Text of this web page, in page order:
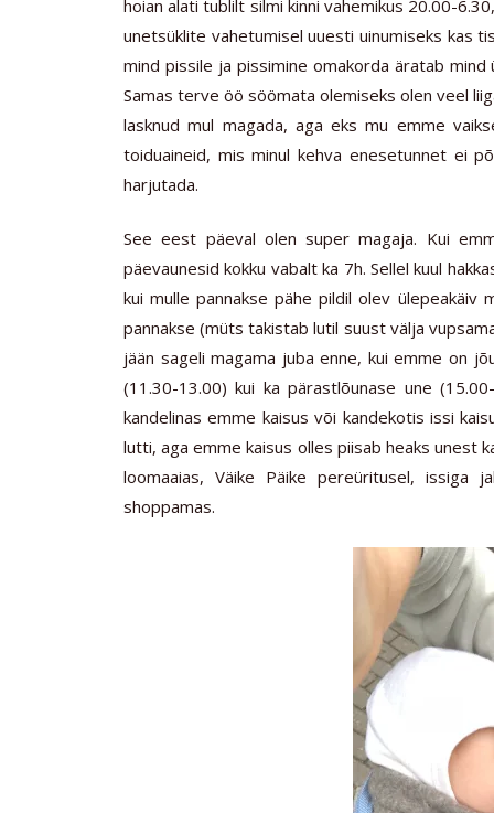
hoian alati tublilt silmi kinni vahemikus 20.00-
unetsüklite vahetumisel uuesti uinumiseks kas
mind pissile ja pissimine omakorda äratab
Samas terve öö söömata olemiseks olen veel
lasknud mul magada, aga eks mu emme
toiduaineid, mis minul kehva enesetunnet ei
harjutada.
See eest päeval olen super magaja. Kui
päevaunesid kokku vabalt ka 7h. Sellel kuul
kui mulle pannakse pähe pildil olev ülepeakäiv
pannakse (müts takistab lutil suust välja
jään sageli magama juba enne, kui emme on
(11.30-13.00) kui ka pärastlõunase une
kandelinas emme kaisus või kandekotis issi
lutti, aga emme kaisus olles piisab heaks unest
loomaaias, Väike Päike pereüritusel,
shoppamas.